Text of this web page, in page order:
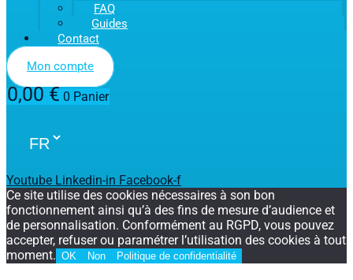
FAQ
Guides
Contact
Mon compte
0,00€ 0 Panier
Youtube Linkedin-in Facebook-f
Ce site utilise des cookies nécessaires à son bon
fonctionnement ainsi qu’à des fins de mesure d’audience et
de personnalisation. Conformément au RGPD, vous pouvez
accepter, refuser ou paramétrer l’utilisation des cookies à tout
moment. OK Non Politique de confidentialité